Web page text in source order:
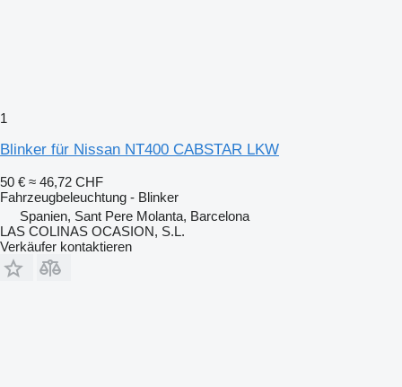
1
Blinker für Nissan NT400 CABSTAR LKW
50 € ≈ 46,72 CHF
Fahrzeugbeleuchtung - Blinker
Spanien, Sant Pere Molanta, Barcelona
LAS COLINAS OCASION, S.L.
Verkäufer kontaktieren